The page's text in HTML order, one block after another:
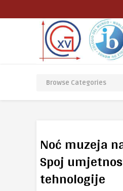
Noć muzeja
Spoj
tehnologije